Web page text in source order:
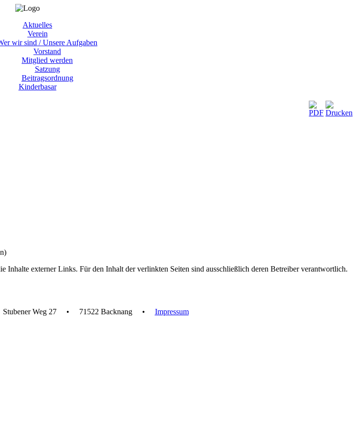
Aktuelles
Verein
wir sind / Unsere Aufgaben
Vorstand
Mitglied werden
Satzung
Beitragsordnung
Kinderbasar
externer Links. Für den Inhalt der verlinkten Seiten sind ausschließlich deren Betreiber verantwortlich.
Stubener Weg 27 • 71522 Backnang • Impressum